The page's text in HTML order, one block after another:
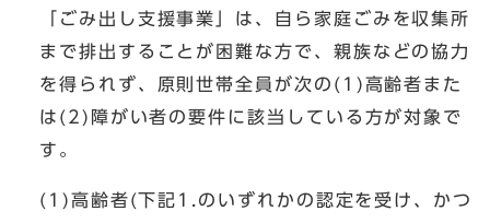
「ごみ出し支援事業」は、自ら家庭ごみを収集所
まで排出することが困難な方で、親族などの協力
を得られず、原則世帯全員が次の(1)高齢者また
は(2)障がい者の要件に該当している方が対象で
す。
(1)高齢者(下記1.のいずれかの認定を受け、かつ